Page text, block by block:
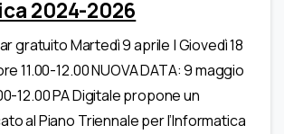
2024-2026
gratuito Martedì 9 aprile | Giovedì 18
11.00-12.00 NUOVA DATA: 9 maggio
12.00 PA Digitale propone un
al Piano Triennale per l’Informatica